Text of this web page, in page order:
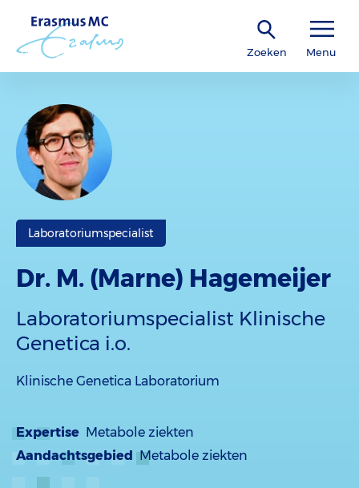
Zoeken Menu
Laboratoriumspecialist
Dr. M. (Marne) Hagemeijer
Laboratoriumspecialist Klinische
Genetica i.o.
Klinische Genetica Laboratorium
Expertise Metabole ziekten
Aandachtsgebied Metabole ziekten